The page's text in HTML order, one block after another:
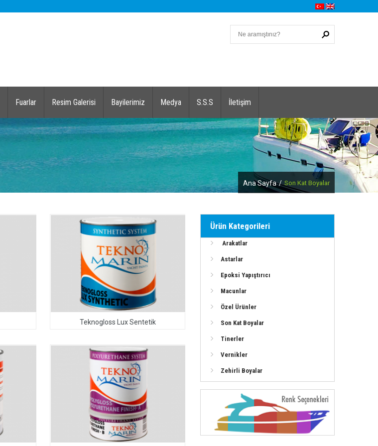
Fuarlar Resim Galerisi Bayilerimiz Medya S.S.S İletişim
Ana Sayfa / Son Kat Boyalar
Teknogloss Lux Sentetik
Ürün Kategorileri
Arakatlar
Astarlar
Epoksi Yapıştırıcı
Macunlar
Özel Ürünler
Son Kat Boyalar
Tinerler
Vernikler
Zehirli Boyalar